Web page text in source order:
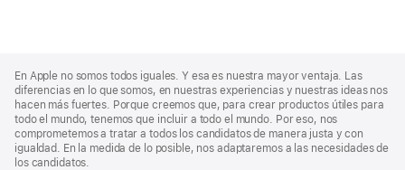
Footer
En Apple no somos todos iguales. Y esa es nuestra mayor ventaja. Las
diferencias en lo que somos, en nuestras experiencias y nuestras ideas nos
hacen más fuertes. Porque creemos que, para crear productos útiles para
todo el mundo, tenemos que incluir a todo el mundo. Por eso, nos
comprometemos a tratar a todos los candidatos de manera justa y con
igualdad. En la medida de lo posible, nos adaptaremos a las necesidades de
los candidatos.